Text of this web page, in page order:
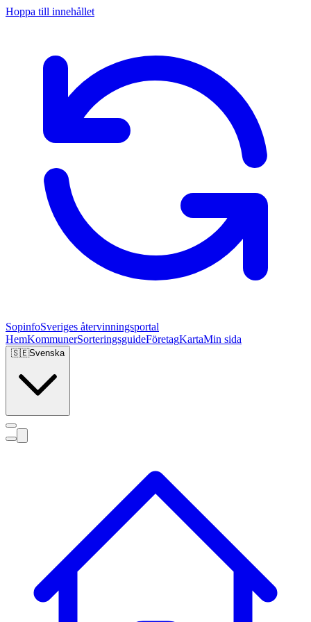
Hoppa till innehållet
SopinfoSveriges återvinningsportal
HemKommunerSorteringsguideFöretagKartaMin sida
🇸🇪Svenska